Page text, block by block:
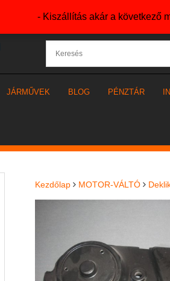
- Kiszállítás akár a következő
JÁRMŰVEK BLOG PÉNZTÁR
Kezdőlap MOTOR-VÁLTÓ